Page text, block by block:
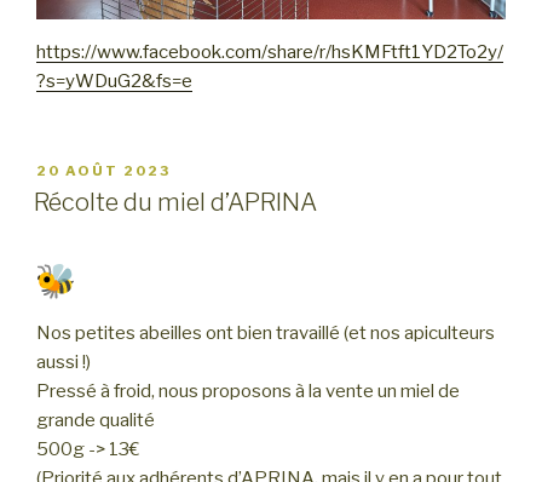
https://www.facebook.com/share/r/hsKMFtft1YD2To2y/
?s=yWDuG2&fs=e
PUBLIÉ
LE
20 AOÛT 2023
Récolte du miel d’APRINA
Nos petites abeilles ont bien travaillé (et nos apiculteurs
aussi !)
Pressé à froid, nous proposons à la vente un miel de
grande qualité
500g -> 13€